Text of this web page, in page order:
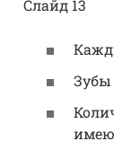
Слайд 13
Зубы